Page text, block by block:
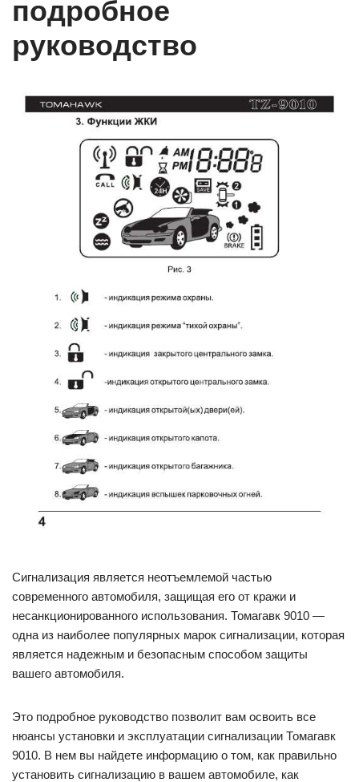
подробное
руководство
Сигнализация является неотъемлемой частью
современного автомобиля, защищая его от кражи и
несанкционированного использования. Томагавк 9010 —
одна из наиболее популярных марок сигнализации, которая
является надежным и безопасным способом защиты
вашего автомобиля.
Это подробное руководство позволит вам освоить все
нюансы установки и эксплуатации сигнализации Томагавк
9010. В нем вы найдете информацию о том, как правильно
установить сигнализацию в вашем автомобиле, как